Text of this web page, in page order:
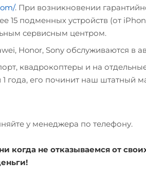
. При возникновении
15 подменных устройств (от
сервисным центром.
Honor, Sony обслуживаются в
квадрокоптеры и на
года, его починит наш штатный
у менеджера по телефону.
когда не отказываемся от